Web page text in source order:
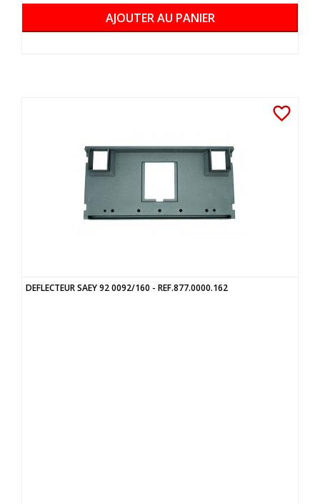
AJOUTER AU PANIER
DEFLECTEUR SAEY 92 0092/160 - REF.877.0000.162
favorite_border